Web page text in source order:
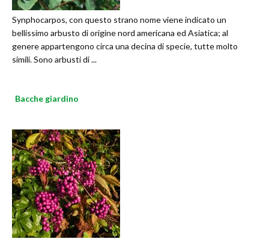
Synphocarpos, con questo strano nome viene indicato un
bellissimo arbusto di origine nord americana ed Asiatica; al
genere appartengono circa una decina di specie, tutte molto
simili. Sono arbusti di ...
Bacche giardino